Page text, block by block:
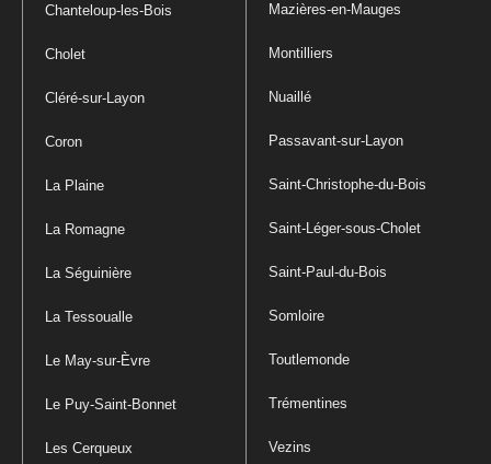
Chanteloup-les-Bois
Cholet
Cléré-sur-Layon
Coron
La Plaine
La Romagne
La Séguinière
La Tessoualle
Le May-sur-Èvre
Le Puy-Saint-Bonnet
Les Cerqueux
Mazières-en-Mauges
Montilliers
Nuaillé
Passavant-sur-Layon
Saint-Christophe-du-Bois
Saint-Léger-sous-Cholet
Saint-Paul-du-Bois
Somloire
Toutlemonde
Trémentines
Vezins